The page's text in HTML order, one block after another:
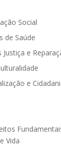
Social
de Saúde
e
e
Vida